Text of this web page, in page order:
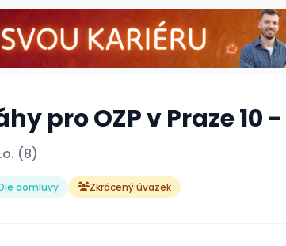
pro OZP v Praze 10
(8)
domluvy Zkrácený úvazek